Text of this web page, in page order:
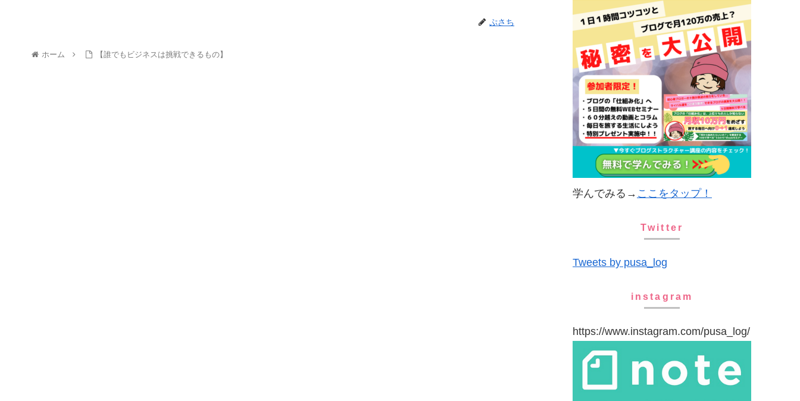
ぷさち
ホーム 【誰でもビジネスは挑戦できるもの】
学んでみる→ ここをタップ！
Twitter
Tweets by pusa_log
instagram
https://www.instagram.com/pusa_log/